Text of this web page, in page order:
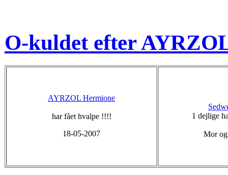
O-kuldet efter
AYRZOL Hermione
har fået hvalpe !!!!
18-05-2007
1 dejlige
Mor